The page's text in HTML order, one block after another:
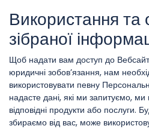
Використання та
зібраної
Щоб надати вам доступ до
юридичні зобов’язання, нам
використовувати певну
надасте дані, які ми запитуємо,
відповідні продукти або послуги.
збираємо від вас, може